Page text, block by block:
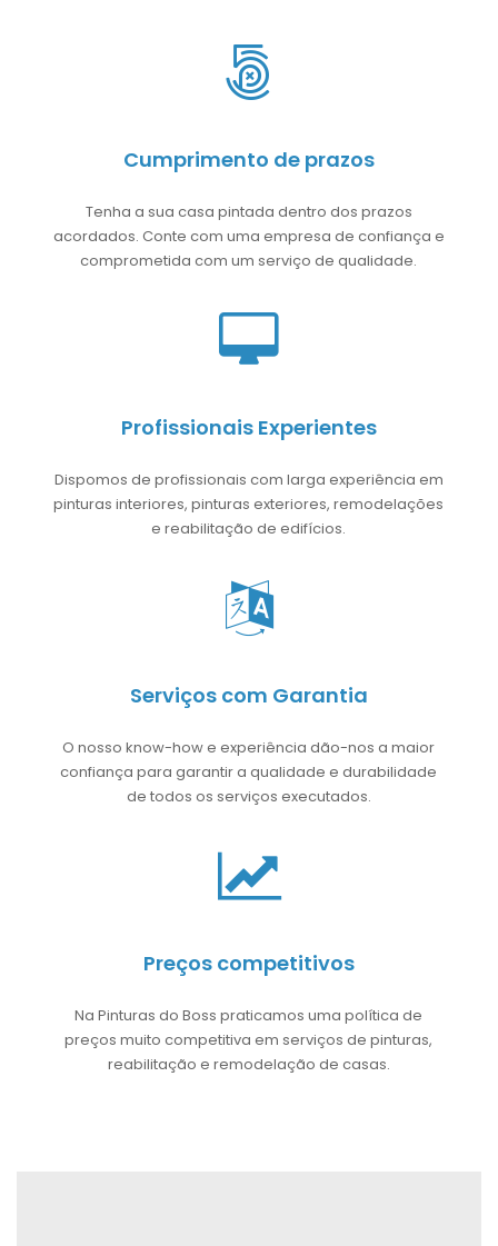
Cumprimento de prazos
Tenha a sua casa pintada dentro dos prazos
acordados. Conte com uma empresa de confiança e
comprometida com um serviço de qualidade.
Profissionais Experientes
Dispomos de profissionais com larga experiência em
pinturas interiores, pinturas exteriores, remodelações
e reabilitação de edifícios.
Serviços com Garantia
O nosso know-how e experiência dão-nos a maior
confiança para garantir a qualidade e durabilidade
de todos os serviços executados.
Preços competitivos
Na Pinturas do Boss praticamos uma política de
preços muito competitiva em serviços de pinturas,
reabilitação e remodelação de casas.